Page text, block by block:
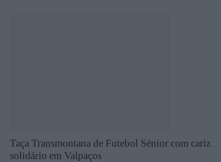
Taça Transmontana de Futebol Sénior com cariz
solidário em Valpaços